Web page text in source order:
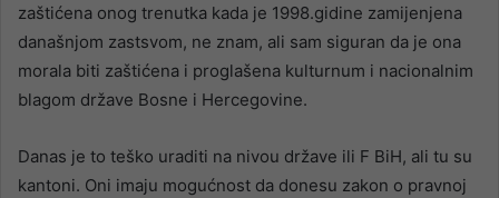
zaštićena onog trenutka kada je 1998.gidine zamijenjena
današnjom zastsvom, ne znam, ali sam siguran da je ona
morala biti zaštićena i proglašena kulturnum i nacionalnim
blagom države Bosne i Hercegovine.
Danas je to teško uraditi na nivou države ili F BiH, ali tu su
kantoni. Oni imaju mogućnost da donesu zakon o pravnoj